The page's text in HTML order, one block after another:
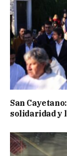
San
solidaridad y